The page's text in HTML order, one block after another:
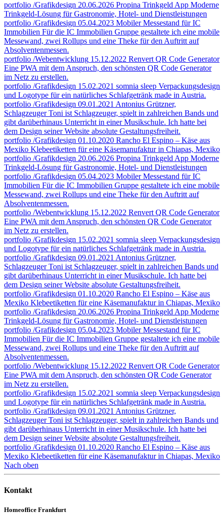
portfolio /Grafikdesign 20.06.2026 Propina Trinkgeld App Moderne
Trinkgeld-Lösung für Gastronomie, Hotel- und Dienstleistungen
portfolio /Grafikdesign 05.04.2023 Mobiler Messestand für IC
Immobilien Für die IC Immobilien Gruppe gestaltete ich eine mobile
Messewand, zwei Rollups und eine Theke für den Auftritt auf
Absolventenmessen.
portfolio /Webentwicklung 15.12.2022 Renvert QR Code Generator
Eine PWA mit dem Anspruch, den schönsten QR Code Generator
im Netz zu erstellen.
portfolio /Grafikdesign 15.02.2021 somnia sleep Verpackungsdesign
und Logotype für ein natürliches Schlafgetränk made in Austria.
portfolio /Grafikdesign 09.01.2021 Antonius Grützner,
Schlagzeuger Toni ist Schlagzeuger, spielt in zahlreichen Bands und
gibt darüberhinaus Unterricht in einer Musikschule. Ich hatte bei
dem Design seiner Website absolute Gestaltungsfreiheit.
portfolio /Grafikdesign 01.10.2020 Rancho El Espino – Käse aus
Mexiko Klebeetiketten für eine Käsemanufaktur in Chiapas, Mexiko
portfolio /Grafikdesign 20.06.2026 Propina Trinkgeld App Moderne
Trinkgeld-Lösung für Gastronomie, Hotel- und Dienstleistungen
portfolio /Grafikdesign 05.04.2023 Mobiler Messestand für IC
Immobilien Für die IC Immobilien Gruppe gestaltete ich eine mobile
Messewand, zwei Rollups und eine Theke für den Auftritt auf
Absolventenmessen.
portfolio /Webentwicklung 15.12.2022 Renvert QR Code Generator
Eine PWA mit dem Anspruch, den schönsten QR Code Generator
im Netz zu erstellen.
portfolio /Grafikdesign 15.02.2021 somnia sleep Verpackungsdesign
und Logotype für ein natürliches Schlafgetränk made in Austria.
portfolio /Grafikdesign 09.01.2021 Antonius Grützner,
Schlagzeuger Toni ist Schlagzeuger, spielt in zahlreichen Bands und
gibt darüberhinaus Unterricht in einer Musikschule. Ich hatte bei
dem Design seiner Website absolute Gestaltungsfreiheit.
portfolio /Grafikdesign 01.10.2020 Rancho El Espino – Käse aus
Mexiko Klebeetiketten für eine Käsemanufaktur in Chiapas, Mexiko
portfolio /Grafikdesign 20.06.2026 Propina Trinkgeld App Moderne
Trinkgeld-Lösung für Gastronomie, Hotel- und Dienstleistungen
portfolio /Grafikdesign 05.04.2023 Mobiler Messestand für IC
Immobilien Für die IC Immobilien Gruppe gestaltete ich eine mobile
Messewand, zwei Rollups und eine Theke für den Auftritt auf
Absolventenmessen.
portfolio /Webentwicklung 15.12.2022 Renvert QR Code Generator
Eine PWA mit dem Anspruch, den schönsten QR Code Generator
im Netz zu erstellen.
portfolio /Grafikdesign 15.02.2021 somnia sleep Verpackungsdesign
und Logotype für ein natürliches Schlafgetränk made in Austria.
portfolio /Grafikdesign 09.01.2021 Antonius Grützner,
Schlagzeuger Toni ist Schlagzeuger, spielt in zahlreichen Bands und
gibt darüberhinaus Unterricht in einer Musikschule. Ich hatte bei
dem Design seiner Website absolute Gestaltungsfreiheit.
portfolio /Grafikdesign 01.10.2020 Rancho El Espino – Käse aus
Mexiko Klebeetiketten für eine Käsemanufaktur in Chiapas, Mexiko
Nach oben
Kontakt
Homeoffice Frankfurt